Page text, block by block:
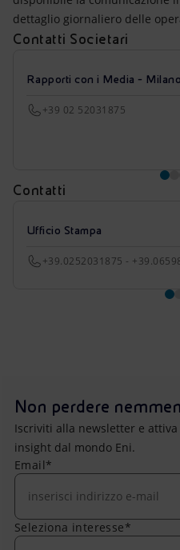
dettaglio giornaliero delle
Contatti Societari
Rapporti con i Media - Milano
+39 02 52031875
Contatti
Ufficio Stampa
+39.0252031875 -
Non perdere
Iscriviti alla newsletter e
insight dal mondo Eni.
Email*
Seleziona interesse*